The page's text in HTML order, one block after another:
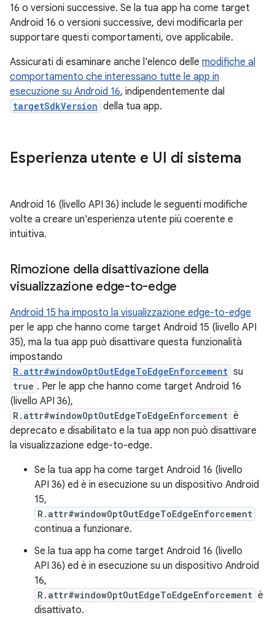
16 o versioni successive. Se la tua app ha come target
Android 16 o versioni successive, devi modificarla per
supportare questi comportamenti, ove applicabile.
Assicurati di esaminare anche l'elenco delle modifiche al
comportamento che interessano tutte le app in
esecuzione su Android 16, indipendentemente dal
targetSdkVersion della tua app.
Esperienza utente e UI di sistema
Android 16 (livello API 36) include le seguenti modifiche
volte a creare un'esperienza utente più coerente e
intuitiva.
Rimozione della disattivazione della
visualizzazione edge-to-edge
Android 15 ha imposto la visualizzazione edge-to-edge
per le app che hanno come target Android 15 (livello API
35), ma la tua app può disattivare questa funzionalità
impostando
R.attr#windowOptOutEdgeToEdgeEnforcement su
true . Per le app che hanno come target Android 16
(livello API 36),
R.attr#windowOptOutEdgeToEdgeEnforcement è
deprecato e disabilitato e la tua app non può disattivare
la visualizzazione edge-to-edge.
Se la tua app ha come target Android 16 (livello
API 36) ed è in esecuzione su un dispositivo Android
15,
R.attr#windowOptOutEdgeToEdgeEnforcement
continua a funzionare.
Se la tua app ha come target Android 16 (livello
API 36) ed è in esecuzione su un dispositivo Android
16,
R.attr#windowOptOutEdgeToEdgeEnforcement è
disattivato.